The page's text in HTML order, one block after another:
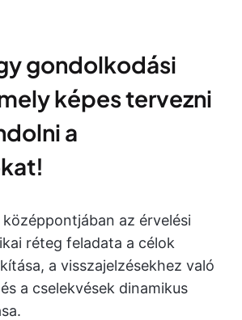
gondolkodási
képes tervezni
a
az érvelési
réteg feladata a célok
a visszajelzésekhez való
a cselekvések dinamikus